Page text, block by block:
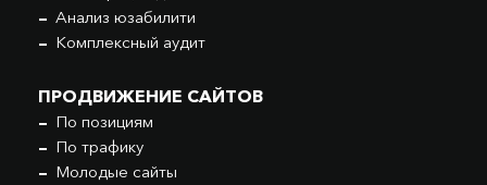
Анализ юзабилити
Комплексный аудит
ПРОДВИЖЕНИЕ САЙТОВ
По позициям
По трафику
Молодые сайты